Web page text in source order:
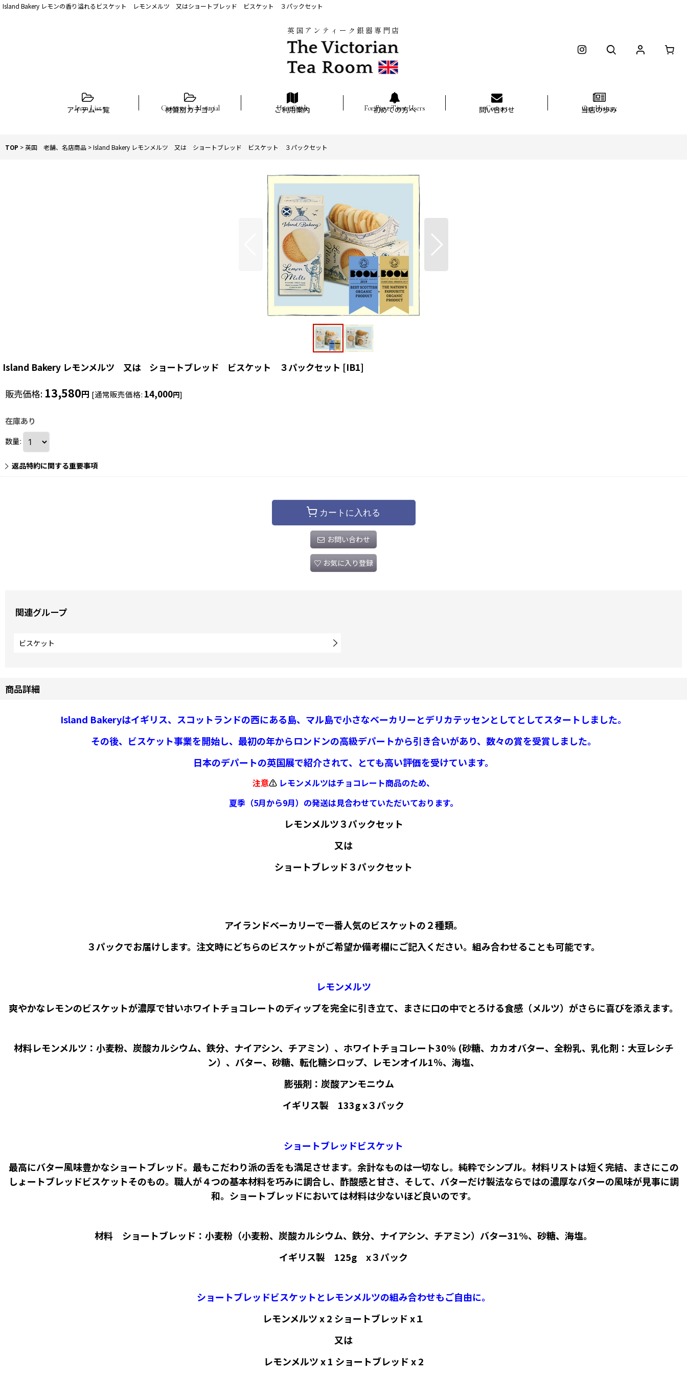
Island Bakery レモンの香り溢れるビスケット レモンメルツ 又はショートブレッド ビスケット ３パックセット
英国アンティーク銀器専門店
アイテム一覧 材質別カテゴリ ご利用案内 初めての方へ 問い合わせ 当店の歩み
TOP >英国 老舗、名店商品 >Island Bakery レモンメルツ 又は ショートブレッド ビスケット ３パックセット
Island Bakery レモンメルツ 又は ショートブレッド ビスケット ３パックセット [IB1]
販売価格: 13,580円 [通常販売価格: 14,000円]
在庫あり
数量:
返品特約に関する重要事項
カートに入れる
お問い合わせ
お気に入り登録
関連グループ
ビスケット
商品詳細
Island Bakeryはイギリス、スコットランドの西にある島、マル島で小さなベーカリーとデリカテッセンとしてとしてスタートしました。
その後、ビスケット事業を開始し、最初の年からロンドンの高級デパートから引き合いがあり、数々の賞を受賞しました。
日本のデパートの英国展で紹介されて、 とても高い評価を受けています。
注意⚠️ レモンメルツはチョコレート商品のため、
夏季（5月から9月）の発送は見合わせていただいております。
レモンメルツ３パックセット
又は
ショートブレッド３パックセット
アイランドベーカリーで一番人気のビスケットの２種類。
３パックでお届けします。注文時にどちらのビスケットがご希望か備考欄にご記入ください。組み合わせることも可能です。
レモンメルツ
爽やかなレモンのビスケットが濃厚で甘いホワイトチョコレートのディップを完全に引き立て、まさに口の中でとろける食感（メルツ）がさらに喜びを添えます。
材料レモンメルツ：小麦粉、炭酸カルシウム、鉄分、ナイアシン、チアミン）、ホワイトチョコレート30% (砂糖、カカオバター、全粉乳、乳化剤：大豆レシチ
ン）、バター、砂糖、転化糖シロップ、レモンオイル1％、海塩、
膨張剤：炭酸アンモニウム
イギリス製 133g x３パック
ショートブレッドビスケット
最高にバター風味豊かなショートブレッド。最もこだわり派の舌をも満足させます。余計なものは一切なし。純粋でシンプル。材料リストは短く完結、まさにこの
しょートブレッドビスケットそのもの。職人が４つの基本材料を巧みに調合し、酢酸感と甘さ、そして、バターだけ製法ならではの濃厚なバターの風味が見事に調
和。ショートブレッドにおいては材料は少ないほど良いのです。
材料 ショートブレッド：小麦粉（小麦粉、炭酸カルシウム、鉄分、ナイアシン、チアミン）バター31%、砂糖、海塩。
イギリス製 125g x３パック
ショートブレッドビスケットとレモンメルツの組み合わせもご自由に。
レモンメルツ x 2 ショートブレッド x１
又は
レモンメルツ x 1 ショートブレッド x 2